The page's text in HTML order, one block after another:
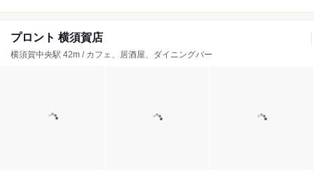
プロント 横須賀店
横須賀中央駅 42m / カフェ、居酒屋、ダイニングバー